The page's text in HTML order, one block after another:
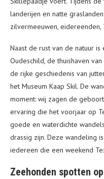
landerijen en natte
zilvermeeuwen, eidereenden,
Naast de rust van de natuur
Oudeschild, de thuishaven
de rijke geschiedenis van
het Museum Kaap Skil. De
moment: wij zagen de
ervaring die het voorjaar op
goede en waterdichte
drassig zijn. Deze wandeling
iedereen die een weekend
Zeehonden spotten